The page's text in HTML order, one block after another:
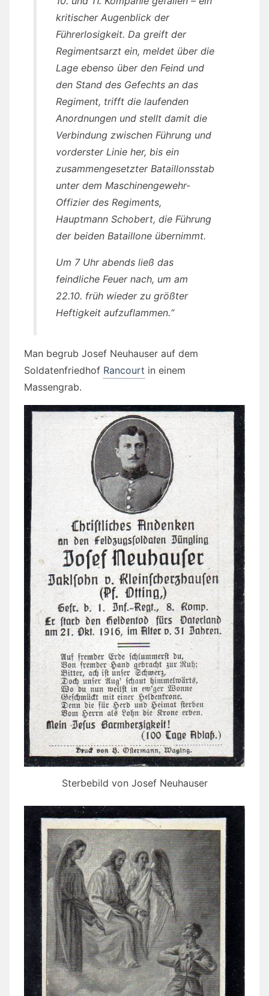
kritischer Augenblick der
Führerlosigkeit. Da greift der
Regimentsarzt ein, meldet über die
Lage ebenso über den Feind und
den Stand des Gefechts an das
Regiment, trifft die laufenden
Anordnungen und stellt damit die
Verbindung zwischen Führung und
vorderster Linie her, bis ein
zusammengesetzter Bataillonsstab
unter dem Maschinengewehr-
Offizier des Regiments,
Hauptmann Schobert, die Führung
der beiden Bataillone übernimmt.
Um 7 Uhr abends ließ das
feindliche Feuer nach, um am
22.10. früh wieder zu größter
Heftigkeit aufzuflammen.“
Man begrub Josef Neuhauser auf dem
Soldatenfriedhof Rancourt in einem
Massengrab.
Sterbebild von Josef Neuhauser